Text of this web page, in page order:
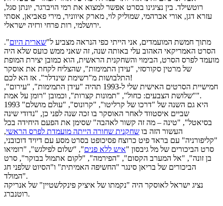
רוטשילד. בין נציגינו בסרט אפשר למצוא את רמי הויברגר, יונתן סגל,
עזרא דגן, אורי אברהמי, שמוליק לוי, מארק איווניר, מירי פאביאן, אסתי
ירושלמי, רות פרחי ורזיה ישראלי.
מתוך חמשת המועמדים, אני הייתי כפי הנראה מצביע ל"שארית היום".
הסרט האמריקאי האהוב עלי באותה שנה, זה שאני ממש כועס שלא היה
מועמד לפרס הסרט, הבימוי והשחקנית הראשית, הוא כמובן יצירת המופת
של מרטין סקורסזי, "עידן התמימות", שהצליח לקחת את אוסקר
התלבושות מ"רשימת שינדלר". אז הא לכם!
חמישיית הסרטים האישית שלי ל-1993 תהיה "עידן התמימות", "עירום",
"שלושת הצבעים: כחול", "תמונות קצרות", וכמובן "רומן על אמת".
1993 היא גם השנה של "דרכו של קרליטו", "קרונוס", "עולם מושלם"
שביים איסטווד לאחר האוסקר בו זכה שנה לפני כן, "נדודי שינה
בסיאטל", "טינה – מה זה קשור לאהבה" שסימן את הפעם היחידה בכל
העשור הזה בו שחקנית שחורה הייתה מועמדת לפרס הראשי,
"קליפורניה" עם בראד פיט כרוצח פסיכופט בסרט מסע עם דיויד דוכובני,
סרט הביכורים של מל גיבסון "איש ללא פנים", "שלום לפילגש", "רומיאו
בן זונה", "אל המערב הקסום", "הפירמה", "לקום אתמול בבוקר", סרט
הביכורים של בריאן סינגר "החשיפה האמיתית" ו"הסיוט שלפני חג
המולד".
נציג ישראל לאוסקר היה "נקמתו של איציק פינקלשטיין" של אנריקה
רוטנברג.